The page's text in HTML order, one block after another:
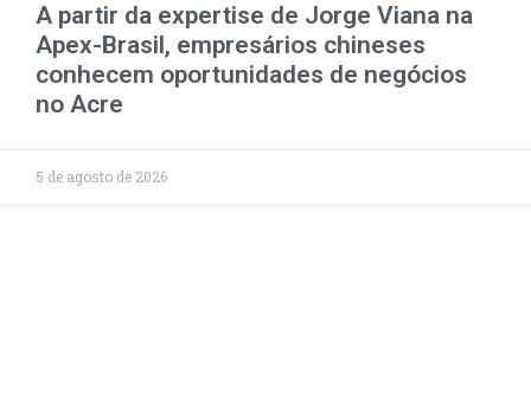
A partir da expertise de Jorge Viana na
Apex-Brasil, empresários chineses
conhecem oportunidades de negócios
no Acre
5 de agosto de 2026